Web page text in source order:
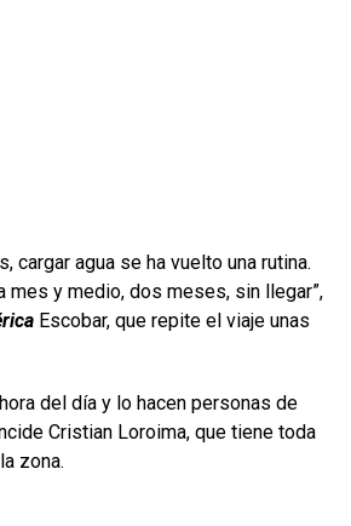
cargar agua se ha vuelto una rutina.
mes y medio, dos meses, sin llegar”,
Escobar, que repite el viaje unas
del día y lo hacen personas de
Cristian Loroima, que tiene toda
zona.